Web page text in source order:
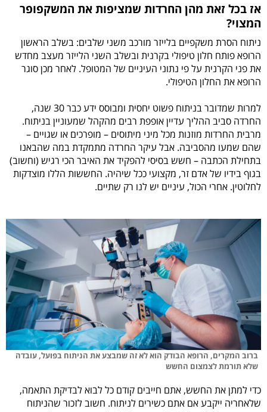
אז בכל זאת מהן החרדות שמציפות את המשקפופר
המצוי?
ניתוח הסרת משקפיים בלייזר מורכב משני שלבים: בשלב הראשון
הרופא פותח חלון טיפולי בקרנית ובשלב השני הלייזר מעצב מחדש
את פני הקרנית על פי נתוני העיניים של המטופל. לאחר מכן סוגר
הרופא את החלון הטיפולי.
למרות שמדובר בניתוח פשוט יחסית ומבוסס ידע כבר 30 שנה,
החרדה סביב ההליך עדיין אופפת רבים מהקהל שמעוניין בניתוח.
מרבית החרדות מוזנות מכל מיני מיתוסים – מופרכים או שגויים –
שהם שמעו מהסביבה. אבל עיקר החרדה מתמקדת במה שהבאנו
בתחילת הכתבה – חשש בסיסי להפקיד את האיבר הכי רגיש (וחשוב)
בגוף בידיו של אדם זר, מקצועי ככל שיהיה. החששות הללו מוצדקות
לחלוטין. אחרי הכול, עיניים יש לנו רק שתיים.
ברוב המקרים, הרופא הבודק הוא לא זה שמבצע את הניתוח בפועל, עובדה
שלא תורמת לצמצום החשש
כדי למתן את החשש, אתם חייבים קודם כל לבוא לבדיקת התאמה,
שלאחריה ייקבע אם אתם כשירים לניתוח. חשוב לזכור שהניתוח